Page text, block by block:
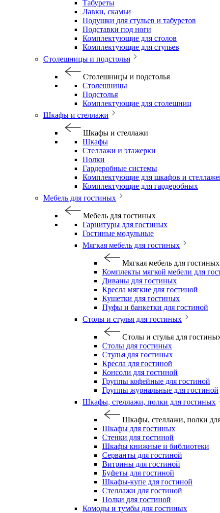
Табуреты
Лавки, скамьи
Подушки для стульев и табуретов
Подставки под ноги
Комплектующие для столов
Комплектующие для стульев
Столешницы и подстолья
Столешницы и подстолья
Столешницы
Подстолья
Комплектующие для столешниц
Шкафы и стеллажи
Шкафы и стеллажи
Шкафы
Стеллажи и этажерки
Полки
Гардеробные системы
Комплектующие для шкафов и
Комплектующие для гардеробных
Мебель для гостиных
Мебель для гостиных
Гарнитуры для гостиных
Гостиные модульные
Мягкая мебель для гостиных
Мягкая мебель для гостиных
Комплекты мягкой мебели для
Диваны для гостиных
Кресла мягкие для гостиной
Кушетки для гостиных
Пуфы и банкетки для гостиной
Столы и стулья для гостиных
Столы и стулья для
Столы для гостиных
Стулья для гостиных
Кресла для гостиной
Консоли для гостиной
Группы кофейные для гостиной
Группы журнальные для гостиной
Шкафы, стеллажи, полки для гостиных
Шкафы, стеллажи, полки
Шкафы для гостиных
Стенки для гостиной
Шкафы книжные и библиотеки
Серванты для гостиной
Витрины для гостиной
Буфеты для гостиной
Шкафы-купе для гостиной
Стеллажи для гостиной
Полки для гостиной
Комоды и тумбы для гостиных